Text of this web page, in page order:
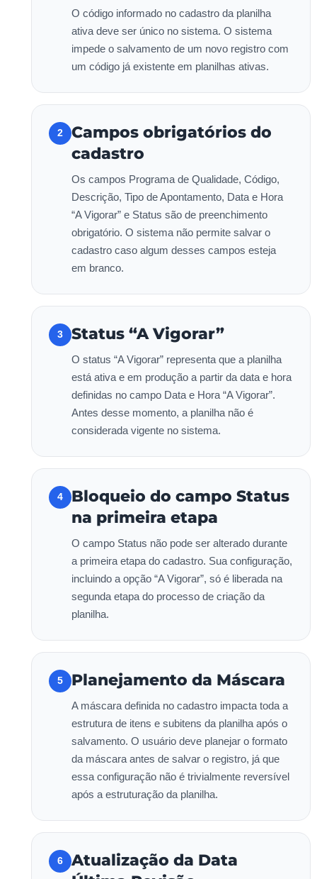
O código informado no cadastro da planilha
ativa deve ser único no sistema. O sistema
impede o salvamento de um novo registro com
um código já existente em planilhas ativas.
2
Campos obrigatórios do
cadastro
Os campos Programa de Qualidade, Código,
Descrição, Tipo de Apontamento, Data e Hora
“A Vigorar” e Status são de preenchimento
obrigatório. O sistema não permite salvar o
cadastro caso algum desses campos esteja
em branco.
3 Status “A Vigorar”
O status “A Vigorar” representa que a planilha
está ativa e em produção a partir da data e hora
definidas no campo Data e Hora “A Vigorar”.
Antes desse momento, a planilha não é
considerada vigente no sistema.
4
Bloqueio do campo Status
na primeira etapa
O campo Status não pode ser alterado durante
a primeira etapa do cadastro. Sua configuração,
incluindo a opção “A Vigorar”, só é liberada na
segunda etapa do processo de criação da
planilha.
5 Planejamento da Máscara
A máscara definida no cadastro impacta toda a
estrutura de itens e subitens da planilha após o
salvamento. O usuário deve planejar o formato
da máscara antes de salvar o registro, já que
essa configuração não é trivialmente reversível
após a estruturação da planilha.
6
Atualização da Data